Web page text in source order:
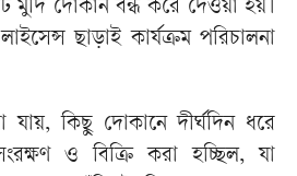
মুদি দোকান বন্ধ করে দেওয়া হয়।
ছাড়াই কার্যক্রম পরিচালনা
যায়, কিছু দোকানে দীর্ঘদিন ধরে
সংরক্ষণ ও বিক্রি করা হচ্ছিল, যা